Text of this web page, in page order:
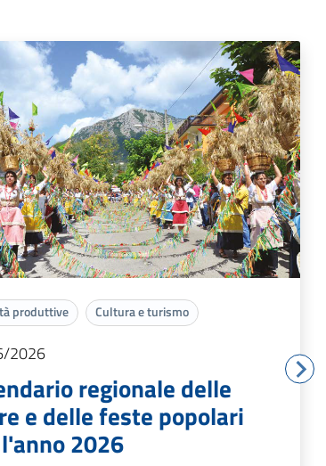
produttive Cultura e turismo
2026
regionale delle
e delle feste popolari
2026